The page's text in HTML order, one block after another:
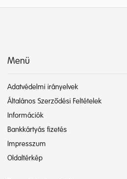
Menü
Adatvédelmi irányelvek
Általános Szerződési Feltételek
Információk
Bankkártyás fizetés
Impresszum
Oldaltérkép